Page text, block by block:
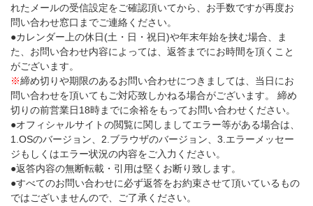
れたメールの受信設定をご確認頂いてから、お手数ですが再度お
問い合わせ窓口までご連絡ください。
●カレンダー上の休日(土・日・祝日)や年末年始を挟む場合、ま
た、お問い合わせ内容によっては、返答までにお時間を頂くこと
がございます。
※締め切りや期限のあるお問い合わせにつきましては、当日にお
問い合わせを頂いてもご対応致しかねる場合がございます。 締め
切りの前営業日18時までに余裕をもってお問い合わせください。
●オフィシャルサイトの閲覧に関しましてエラー等がある場合は、
1.OSのバージョン、2.ブラウザのバージョン、3.エラーメッセー
ジもしくはエラー状況の内容をご入力ください。
●返答内容の無断転載・引用は堅くお断り致します。
●すべてのお問い合わせに必ず返答をお約束させて頂いているもの
ではございませんので、ご了承ください。